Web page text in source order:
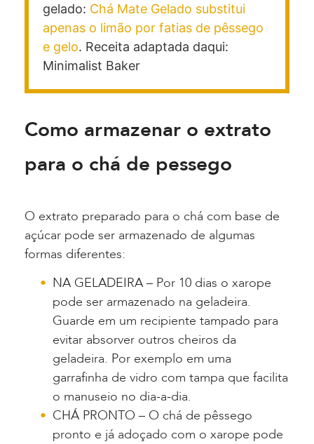
gelado: Chá Mate Gelado substitui
apenas o limão por fatias de pêssego
e gelo. Receita adaptada daqui:
Minimalist Baker
Como armazenar o extrato
para o chá de pessego
O extrato preparado para o chá com base de
açúcar pode ser armazenado de algumas
formas diferentes:
NA GELADEIRA – Por 10 dias o xarope
pode ser armazenado na geladeira.
Guarde em um recipiente tampado para
evitar absorver outros cheiros da
geladeira. Por exemplo em uma
garrafinha de vidro com tampa que facilita
o manuseio no dia-a-dia.
CHÁ PRONTO – O chá de pêssego
pronto e já adoçado com o xarope pode